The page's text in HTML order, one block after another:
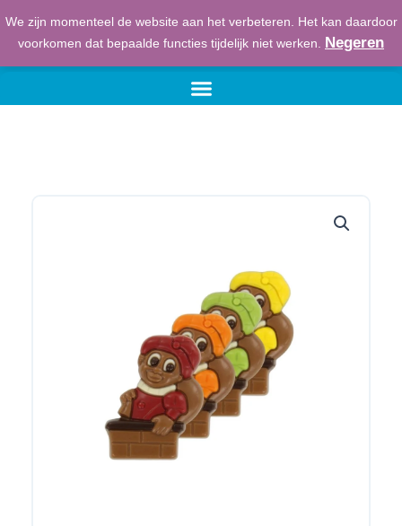
We zijn momenteel de website aan het verbeteren. Het kan daardoor
voorkomen dat bepaalde functies tijdelijk niet werken. Negeren